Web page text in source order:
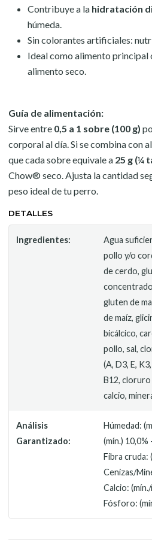
Contribuye a la hidratación
húmeda.
Sin colorantes artificiales:
Ideal como alimento principal
alimento seco.
Guía de alimentación:
Sirve entre 0,5 a 1 sobre (100 g)
corporal al día. Si se combina con
que cada sobre equivale a 25 g (¼
Chow® seco. Ajusta la cantidad
peso ideal de tu perro.
DETALLES
Ingredientes:
Agua
pollo y/o
de cerdo,
gluten de
de maíz,
bicálcico,
pollo, sal,
(A, D3, E,
B12,
calcio,
Análisis
Garantizado:
Húmedad:
(mín.) 10,0%
Fibra cruda:
Cenizas/
Calcio:
Fósforo: